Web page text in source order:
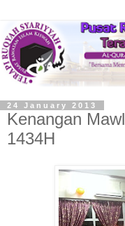
24 January 2013
Kenangan
1434H